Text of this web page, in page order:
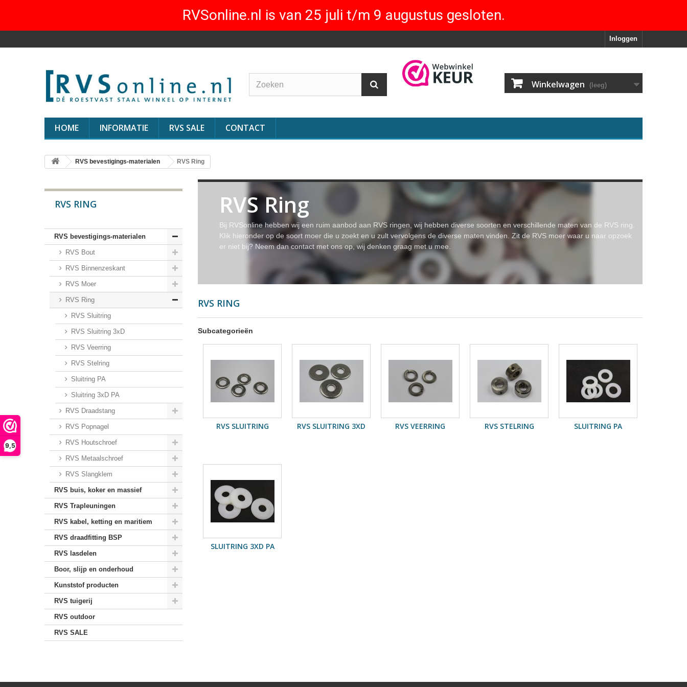
9,5
RVSonline.nl is van 25 juli t/m 9 augustus gesloten.
Inloggen
Winkelwagen (leeg)
HOME INFORMATIE RVS SALE CONTACT
RVS bevestigings-materialen RVS Ring
RVS RING
RVS bevestigings-materialen
RVS Bout
RVS Binnenzeskant
RVS Moer
RVS Ring
RVS Sluitring
RVS Sluitring 3xD
RVS Veerring
RVS Stelring
Sluitring PA
Sluitring 3xD PA
RVS Draadstang
RVS Popnagel
RVS Houtschroef
RVS Metaalschroef
RVS Slangklem
RVS buis, koker en massief
RVS Trapleuningen
RVS kabel, ketting en maritiem
RVS draadfitting BSP
RVS lasdelen
Boor, slijp en onderhoud
Kunststof producten
RVS tuigerij
RVS outdoor
RVS SALE
RVS Ring
Bij RVSonline hebben wij een ruim aanbod aan RVS ringen, wij hebben diverse soorten en verschillende maten van de RVS ring.
Klik hieronder op de soort moer die u zoekt en u zult vervolgens de diverse maten vinden. Zit de RVS moer waar u naar opzoek
er niet bij? Neem dan contact met ons op, wij denken graag met u mee.
RVS RING
Subcategorieën
RVS SLUITRING RVS SLUITRING 3XD RVS VEERRING RVS STELRING SLUITRING PA
SLUITRING 3XD PA